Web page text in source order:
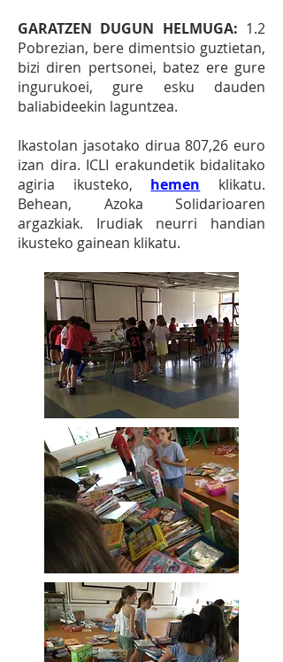
GARATZEN DUGUN HELMUGA: 1.2
Pobrezian, bere dimentsio guztietan,
bizi diren pertsonei, batez ere gure
ingurukoei, gure esku dauden
baliabideekin laguntzea.
Ikastolan jasotako dirua 807,26 euro
izan dira. ICLI erakundetik bidalitako
agiria ikusteko, hemen klikatu.
Behean, Azoka Solidarioaren
argazkiak. Irudiak neurri handian
ikusteko gainean klikatu.